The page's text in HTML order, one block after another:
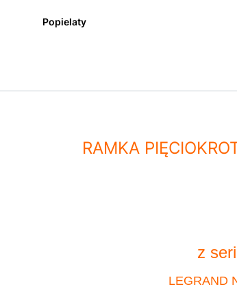
Popielaty
RAMKA
z
LEGRAND